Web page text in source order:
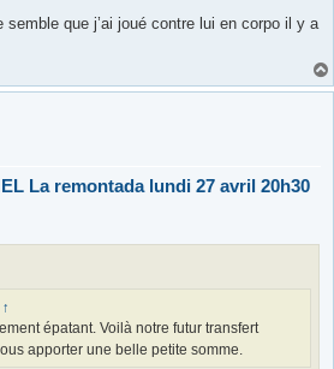
que j’ai joué contre lui en corpo il y a
La remontada lundi 27 avril 20h30
↑
épatant. Voilà notre futur transfert
apporter une belle petite somme.